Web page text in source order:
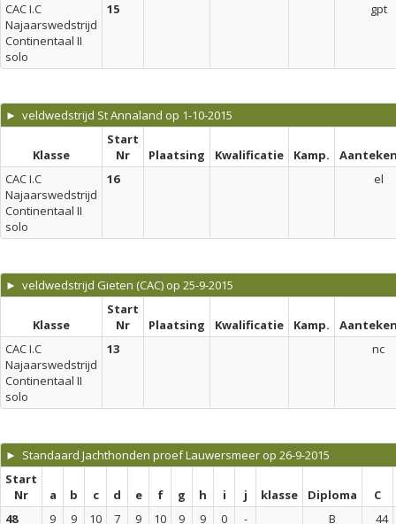
CAC I.C
Najaarswedstrijd
Continentaal II
solo
15 gpt
► veldwedstrijd St Annaland op 1-10-2015
Klasse
Start
Nr
Plaatsing Kwalificatie Kamp.
CAC I.C
Najaarswedstrijd
Continentaal II
solo
16 el
► veldwedstrijd Gieten (CAC) op 25-9-2015
Klasse
Start
Nr
Plaatsing Kwalificatie Kamp.
CAC I.C
Najaarswedstrijd
Continentaal II
solo
13 nc
► Standaard Jachthonden proef Lauwersmeer op 26-9-2015
Start
Nr
a b c d e f g h i j klasse Diploma
C
48
9 9 10 7 9 10 9 9 0 - B 44